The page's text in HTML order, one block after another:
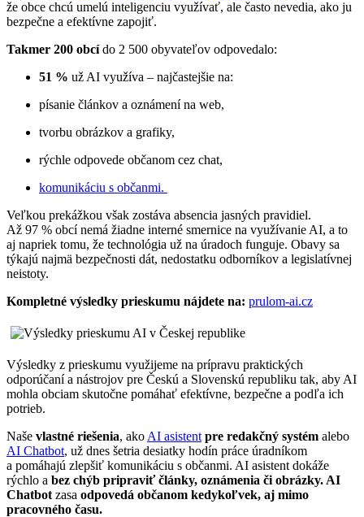
že obce chcú umelú inteligenciu využívať, ale často nevedia, ako ju
bezpečne a efektívne zapojiť.
Takmer 200 obcído 2 500 obyvateľov odpovedalo:
51 % už AI využíva – najčastejšie na:
písanie článkov a oznámení na web,
tvorbu obrázkov a grafiky,
rýchle odpovede občanom cez chat,
komunikáciu s občanmi.
Veľkou prekážkou však zostáva absencia jasných pravidiel.
Až 97 % obcí nemá žiadne interné smernice na využívanie AI, a to
aj napriek tomu, že technológia už na úradoch funguje. Obavy sa
týkajú najmä bezpečnosti dát, nedostatku odborníkov a legislatívnej
neistoty.
Kompletné výsledky prieskumu nájdete na: prulom-ai.cz
Výsledky z prieskumu využijeme na prípravu praktických
odporúčaní a nástrojov pre Českú a Slovenskú republiku tak, aby AI
mohla obciam skutočne pomáhať efektívne, bezpečne a podľa ich
potrieb.
Naše vlastné riešenia, ako AI asistent pre redakčný systém alebo
AI Chatbot, už dnes šetria desiatky hodín práce úradníkom
a pomáhajú zlepšiť komunikáciu s občanmi. AI asistent dokáže
rýchlo a bez chýb pripraviť články, oznámenia či obrázky. AI
Chatbot zasa odpovedá občanom kedykoľvek, aj mimo
pracovného času.